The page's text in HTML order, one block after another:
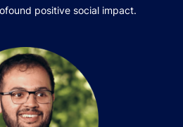
positive social impact.